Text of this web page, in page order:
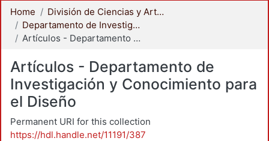
Home
División de Ciencias y Artes para el Diseño
Departamento de Investigación y Conocimiento para el Diseño
Artículos - Departamento de Investigación y Conocimiento para el Diseño
Artículos - Departamento de
Investigación y Conocimiento para
el Diseño
Permanent URI for this collection
https://hdl.handle.net/11191/387